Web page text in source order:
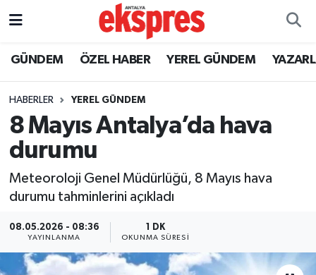
GÜNDEM ÖZEL HABER YEREL GÜNDEM
HABERLER YEREL GÜNDEM
8 Mayıs Antalya’da hava
durumu
Meteoroloji Genel Müdürlüğü, 8 Mayıs hava
durumu tahminlerini açıkladı
08.05.2026 - 08:36
YAYINLANMA
1 DK
OKUNMA SÜRESI
ÖZEL HABER
YEREL GÜNDEM
EKONOMİ
KÜLTÜR - SANAT
SPOR
SİYASET
Nöbetçi Eczaneler
Trafik Durumu
Süper Lig Puan Durumu ve Fikstür
Tüm Manşetler
Son Dakika Haberleri
Haber Arşivi